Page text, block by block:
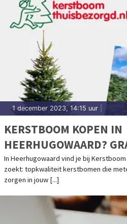
1 december 2023, 14:15 uur
KERSTBOOM KOPEN IN
HEERHUGOWAARD?
THUISBEZORGD
In Heerhugowaard vind je bij
zoekt: topkwaliteit kerstbomen die
zorgen in jouw [...]